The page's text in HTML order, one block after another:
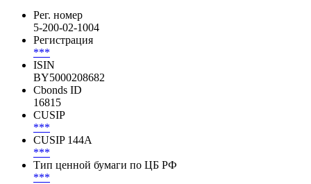
Рег. номер
5-200-02-1004
Регистрация
***
ISIN
BY5000208682
Cbonds ID
16815
CUSIP
***
CUSIP 144A
***
Тип ценной бумаги по ЦБ РФ
***